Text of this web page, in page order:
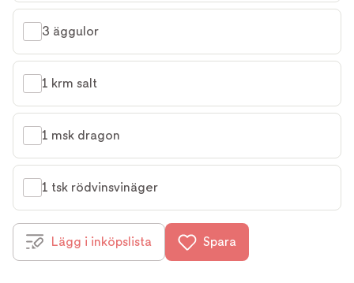
3 äggulor
1 krm salt
1 msk dragon
1 tsk rödvinsvinäger
Lägg i inköpslista Spara